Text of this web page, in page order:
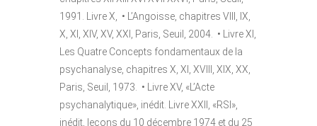
1991. Livre X, • L’Angoisse, chapitres VIII, IX,
X, XI, XIV, XV, XXI, Paris, Seuil, 2004. • Livre XI,
Les Quatre Concepts fondamentaux de la
psychanalyse, chapitres X, XI, XVIII, XIX, XX,
Paris, Seuil, 1973. • Livre XV, «L’Acte
psychanalytique», inédit. Livre XXII, «RSI»,
inédit, leçons du 10 décembre 1974 et du 25